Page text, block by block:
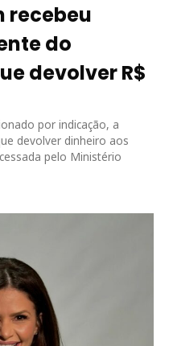
recebeu
do
devolver R$
por indicação, a
devolver dinheiro aos
pelo Ministério